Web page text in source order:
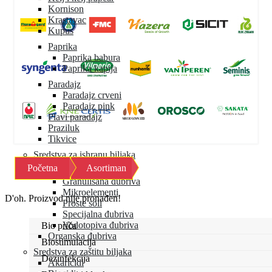
Kornison
Krastavac
Kupus
Paprika
Paprika babura
Paprika kapija
Paradajz
Paradajz crveni
Paradajz pink
Plavi paradajz
Praziluk
Tikvice
Sredstva za ishranu biljaka
Mineralna đubriva
Granulisana đubriva
Mikroelementi
Proste soli
Specijalna đubriva
Vodotopiva đubriva
Organska đubriva
Sredstva za zaštitu biljaka
Akaricidi
Početna Asortiman
D'oh. Proizvod nije pronađen!
Bio priča
Biostimulacija
Dezinfekcija